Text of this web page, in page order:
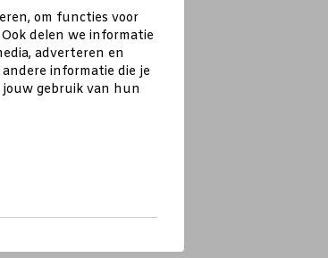
om functies voor
delen we informatie
adverteren en
informatie die je
gebruik van hun